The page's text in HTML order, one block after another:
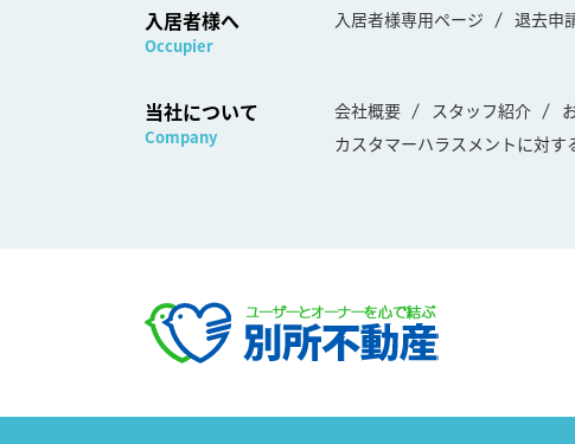
入居者様へ
Occupier
入居者様専用ページ 退去申
当社について
Company
会社概要 スタッフ紹介
カスタマーハラスメントに対す